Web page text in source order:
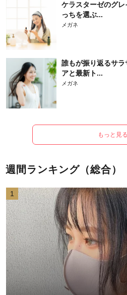
ケラスターゼのグ
っちを選ぶ...
メガネ
誰もが振り返るサ
アと最新ト...
メガネ
もっと見る
週間ランキング（総合）
1